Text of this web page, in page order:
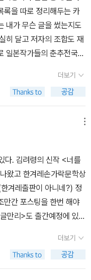
학 동기)와 통화 하다가 그
가 기찻값도 아끼고, 오
떠나는 기분으로 갈 수
니가 어쩐 일로 먼저 우리
. 아직 입금이 되진 않았
. 아직 어딜 갈지는 정하
각이다.아직 짐을 싸지 않
하고 있었다. 한 권을 가
권은 무리다 싶어 한 권
아서 결정하기 쉽지 않았
즈아키의 [13 계단]으로
이 컸다. 얼른 이 책을 다
애들 만나러 가야겠다.
리자면 다카노 가즈아키
처녀작이라는 것이 믿어
이 채 걸리지 않았다고
문헌 검토와 세부문헌과
서 그 테마에 대해 많은
익하기도 합니다. <13계
룹니다. 이 외에도 '인공
' 을 다룬 <유령 인명 구조
<그레이브 디거>과 <6
이 부분에서 꽤 정확합
하다보면 자주 튀어나오
적>에 대한 호평이 눈에
카미 하루키를 넘어서는
한 관심을 크게 자극했
약이 몇 명 씩 붙어 있었
방문했다가 <나미야 잡
의 매력에 푹 빠진 여름이
소설 몇 편에 대해 간략한
책 광고 같기도 함. 이 감
잡화점의 기적> 히가시
고의 소설 다섯 가지를 꼽
싶다. 읽으면서 눈시울이
소설은 아사다 지로의 단
성을 모두 겸비한 최고의
설정이 독창적인 것은
가슴 두근거리며 쓴 펜팔
데, 드라마에서는 조선의
기 때문일까, 신작 목록을
책들
원한 곳에 앉아 하루 종일
버릴텐데.
록을 따로 정리해두는 카
내가 무슨 글을 썼는지도
히 달고 저자의 조합도 재
일본작가들의 춘추전국을
핫하게 달굴 작가는
든 싫어하든 작품은 당
, 다양한 후일담을 쏟아
는 소설이었다. <1Q84
작품인 듯 하다. 솔직히
의 신간이 더 많이 팔리
기대되는 사회소설인데,
않는다. 일단은 1권을 읽
로도 제작된 <화차>가 최
그의 인기 고공행진은 식
설의 힘은 어느 작가보다
더보기
. 김려령의 신작 <너를
왔고 한겨레손가락문학상
겨레출판이 아니네?) 정
만간 포스팅을 한번 해야
남았다. 믿고 보는 작가니
로 더 나온다고 하여 소개
더보기